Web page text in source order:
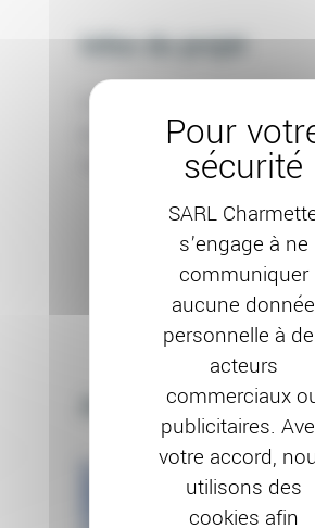
Infos du projet
CATÉGORIE:
30 AVRIL 2026
RAVALEMENT
Autres projets
SARL
s’engage à ne
communiquer
aucune donnée
personnelle à
acteurs
commerciaux
publicitaires.
votre accord,
utilisons des
cookies afin